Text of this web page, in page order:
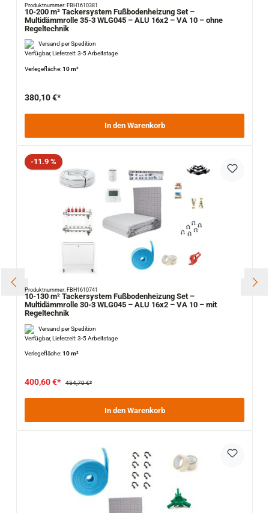
Produktnummer: FBH1610381
10-200 m² Tackersystem Fußbodenheizung Set –
Multidämmrolle 35-3 WLG045 – ALU 16x2 – VA 10 – ohne
Regeltechnik
Versand per Spedition
Verfügbar, Lieferzeit: 3-5 Arbeitstage
Verlegefläche:10 m²
380,10 €*
In den Warenkorb
Rabatt
-11.9 %
Produktnummer: FBH1610741
10-130 m² Tackersystem Fußbodenheizung Set –
Multidämmrolle 30-3 WLG045 – ALU 16x2 – VA 10 – mit
Regeltechnik
Versand per Spedition
Verfügbar, Lieferzeit: 3-5 Arbeitstage
Verlegefläche:10 m²
400,60 €* 454,70 €*
In den Warenkorb